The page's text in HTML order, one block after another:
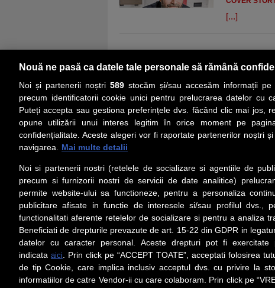
[...]
PRIMA PAGINĂ
Social
Urmareste-ne pe Facebook
iarul
Despre Noi
Contact
Contact
Contact
Redactorii
Nouă ne pasă ca datele tale personale să rămână
Noi și partenerii noștri 589stocăm și/sau accesăm informații pe
precum identificatorii cookie unici pentru prelucrarea datelor cu
Puteți accepta sau gestiona preferințele dvs. făcând clic mai jos,
opune utilizării unui interes legitim în orice moment pe
confidențialitate. Aceste alegeri vor fi raportate partenerilor noștri
navigarea.
Mai multe detalii
Noi si partenerii nostri (retelele de socializare si agentiile de
precum si furnizorii nostri de servicii de date analitice)
permite website-ului sa functioneze, pentru a personaliza
publicitare afisate in functie de interesele si/sau profilul dvs.,
functionalitati aferente retelelor de socializare si pentru a analiza
Beneficiati de drepturile prevazute de art. 15-22 din GDPR in
datelor cu caracter personal. Aceste drepturi pot fi exercitate
indicata aici. Prin click pe “ACCEPT TOATE”, acceptati folosirea
de tip Cookie, care implica inclusiv acceptul dvs. cu privire la
informatiilor de catre Vendor-ii cu care colaboram. Prin click pe